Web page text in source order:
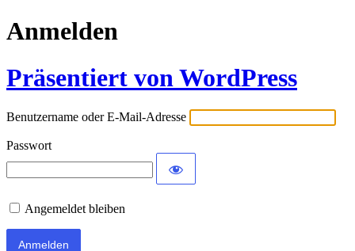
Anmelden
Präsentiert von WordPress
Benutzername oder E-Mail-Adresse
Passwort
Angemeldet bleiben